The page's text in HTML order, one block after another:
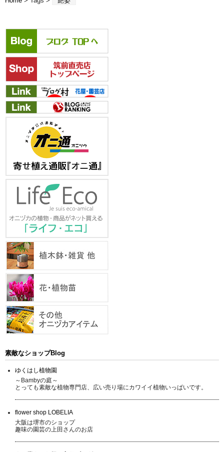
素敵なショップBlog
ゆくはし植物園
～Bambyの庭～
とっても素敵な植物専門店、広い売り場にカワイイ植物いっぱいです。
flower shop LOBELIA
大阪は堺市のショップ
趣味の園芸の上田さんのお店